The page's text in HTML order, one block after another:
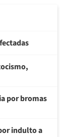
por bromas
indulto a